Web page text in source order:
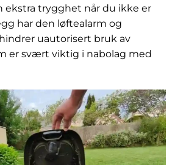
ekstra trygghet når du ikke er
har den løftealarm og
uautorisert bruk av
er svært viktig i nabolag med